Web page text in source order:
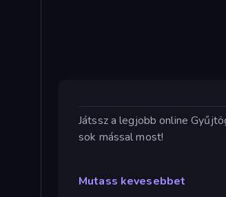
Játssz a legjobb online
sok mással most!
Mutass kevesebbet